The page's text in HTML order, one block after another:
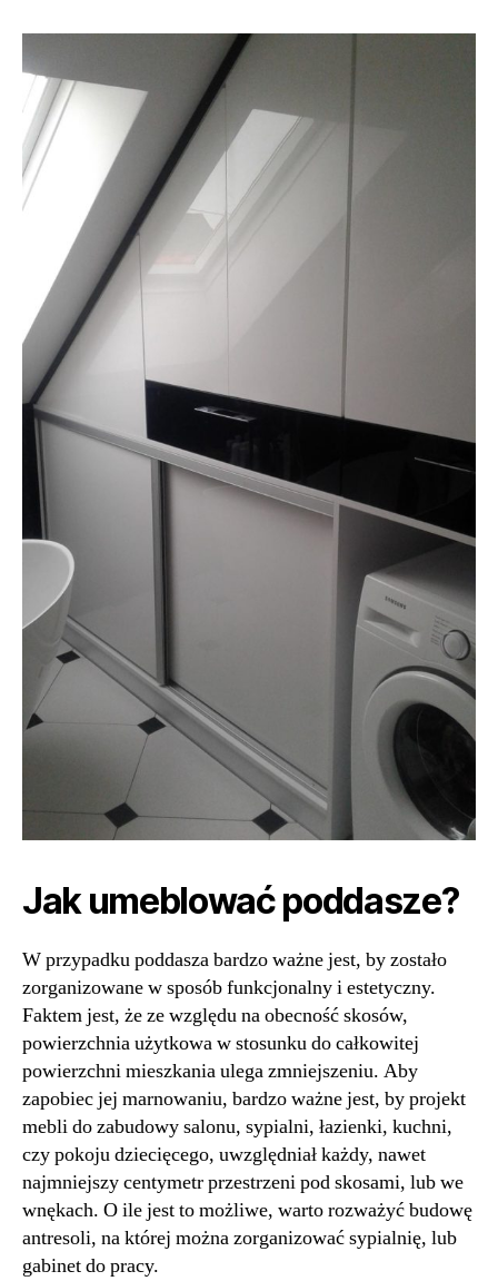
Jak umeblować poddasze?
W przypadku poddasza bardzo ważne jest, by zostało
zorganizowane w sposób funkcjonalny i estetyczny.
Faktem jest, że ze względu na obecność skosów,
powierzchnia użytkowa w stosunku do całkowitej
powierzchni mieszkania ulega zmniejszeniu. Aby
zapobiec jej marnowaniu, bardzo ważne jest, by projekt
mebli do zabudowy salonu, sypialni, łazienki, kuchni,
czy pokoju dziecięcego, uwzględniał każdy, nawet
najmniejszy centymetr przestrzeni pod skosami, lub we
wnękach. O ile jest to możliwe, warto rozważyć budowę
antresoli, na której można zorganizować sypialnię, lub
gabinet do pracy.